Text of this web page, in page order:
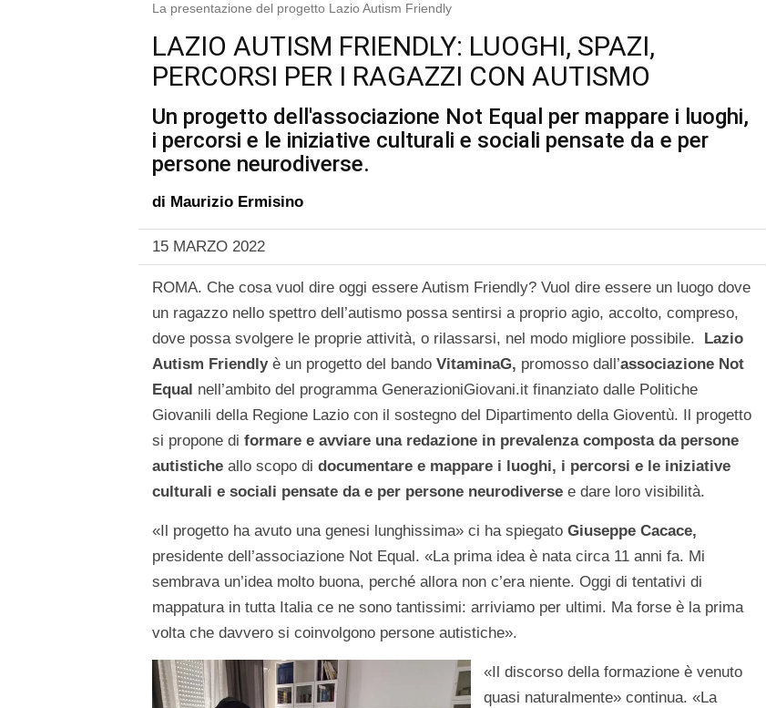
La presentazione del progetto Lazio Autism Friendly
LAZIO AUTISM FRIENDLY: LUOGHI, SPAZI,
PERCORSI PER I RAGAZZI CON AUTISMO
Un progetto dell'associazione Not Equal per mappare i luoghi,
i percorsi e le iniziative culturali e sociali pensate da e per
persone neurodiverse.
di Maurizio Ermisino
15 MARZO 2022
ROMA. Che cosa vuol dire oggi essere Autism Friendly? Vuol dire essere un luogo dove
un ragazzo nello spettro dell’autismo possa sentirsi a proprio agio, accolto, compreso,
dove possa svolgere le proprie attività, o rilassarsi, nel modo migliore possibile. Lazio
Autism Friendlyè un progetto del bando VitaminaG, promosso dall’associazione Not
Equal nell’ambito del programma GenerazioniGiovani.it finanziato dalle Politiche
Giovanili della Regione Lazio con il sostegno del Dipartimento della Gioventù. Il progetto
si propone di formare e avviare una redazione in prevalenza composta da persone
autistiche allo scopo di documentare e mappare i luoghi, i percorsi e le iniziative
culturali e sociali pensate da e per persone neurodiverse e dare loro visibilità.
«Il progetto ha avuto una genesi lunghissima» ci ha spiegato Giuseppe Cacace,
presidente dell’associazione Not Equal. «La prima idea è nata circa 11 anni fa. Mi
sembrava un’idea molto buona, perché allora non c’era niente. Oggi di tentativi di
mappatura in tutta Italia ce ne sono tantissimi: arriviamo per ultimi. Ma forse è la prima
volta che davvero si coinvolgono persone autistiche».
«Il discorso della formazione è venuto
quasi naturalmente» continua. «La